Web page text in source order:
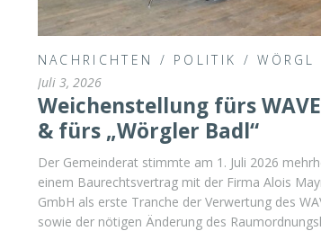
NACHRICHTEN / POLITIK /WÖRGL
Juli 3, 2026
Weichenstellung fürs
& fürs „Wörgler Badl“
Der Gemeinderat stimmte am 1. Juli 2026
einem Baurechtsvertrag mit der Firma Alois
GmbH als erste Tranche der Verwertung des
sowie der nötigen Änderung des